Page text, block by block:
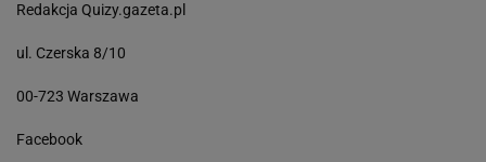
Redakcja Quizy.gazeta.pl
ul. Czerska 8/10
00-723 Warszawa
Facebook